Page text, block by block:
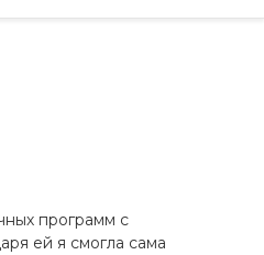
программ с
ей я смогла сама